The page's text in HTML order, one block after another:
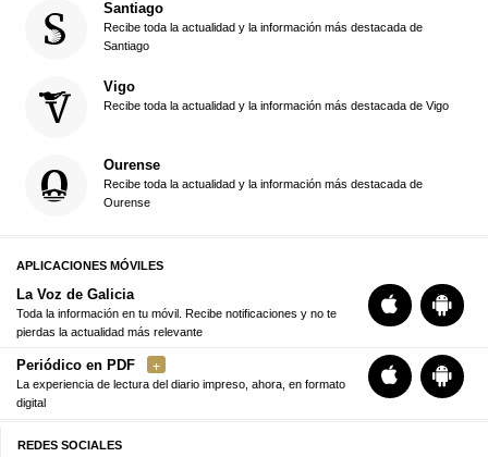
Santiago
Recibe toda la actualidad y la información más destacada de
Santiago
Vigo
Recibe toda la actualidad y la información más destacada de Vigo
Ourense
Recibe toda la actualidad y la información más destacada de
Ourense
APLICACIONES MÓVILES
La Voz de Galicia
Toda la información en tu móvil. Recibe notificaciones y no te
pierdas la actualidad más relevante
Periódico en PDF
La experiencia de lectura del diario impreso, ahora, en formato
digital
REDES SOCIALES